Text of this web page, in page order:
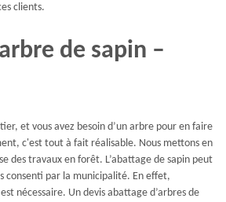
clients.
de sapin –
et vous avez besoin d’un arbre pour en faire
c'est tout à fait réalisable. Nous mettons en
des travaux en forêt. L’abattage de sapin peut
consenti par la municipalité. En effet,
nécessaire. Un devis abattage d’arbres de